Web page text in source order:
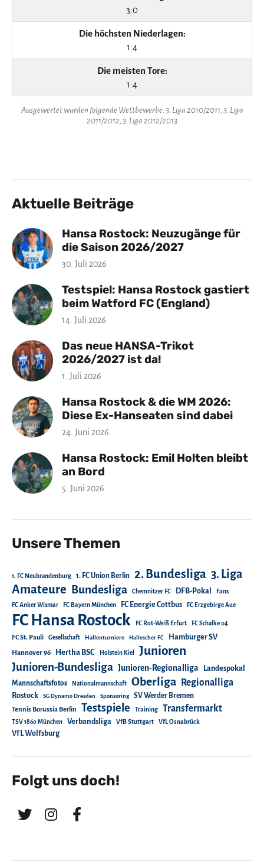
3:0
Die höchsten Niederlagen:
1:4
Die meisten Tore:
1:4
Ausgewertet wurden folgende Wettbewerbe: 3. Liga 2010/2011, 3. Liga
2011/2012, 3. Liga 2012/2013
Aktuelle Beiträge
Hansa Rostock: Neuzugänge für
die Saison 2026/2027
30. Juli 2026
Testspiel: Hansa Rostock gastiert
beim Watford FC (England)
14. Juli 2026
Das neue HANSA-Trikot
2026/2027 ist da!
1. Juli 2026
Hansa Rostock & die WM 2026:
Diese Ex-Hanseaten sind dabei
24. Juni 2026
Hansa Rostock: Emil Holten bleibt
an Bord
5. Juni 2026
Unsere Themen
1. FC Neubrandenburg 1. FC Union Berlin 2. Bundesliga 3. Liga
Amateure Bundesliga Chemnitzer FC DFB-Pokal Fans
FC Anker Wismar FC Bayern München FC Energie Cottbus FC Erzgebirge Aue
FC Hansa Rostock FC Rot-Weiß Erfurt FC Schalke 04
FC St. Pauli Gesellschaft Hallenturniere Hallescher FC Hamburger SV
Hannover 96 Hertha BSC Holstein Kiel Junioren
Junioren-Bundesliga Junioren-Regionalliga
Landespokal
Mannschaftsfotos
Nationalmannschaft Oberliga Regionalliga
Rostock SG Dynamo Dresden Sponsoring SV Werder Bremen
Tennis Borussia Berlin Testspiele Training Transfermarkt
TSV 1860 München Verbandsliga VfB Stuttgart VfL Osnabrück
VfL Wolfsburg
Folgt uns doch!